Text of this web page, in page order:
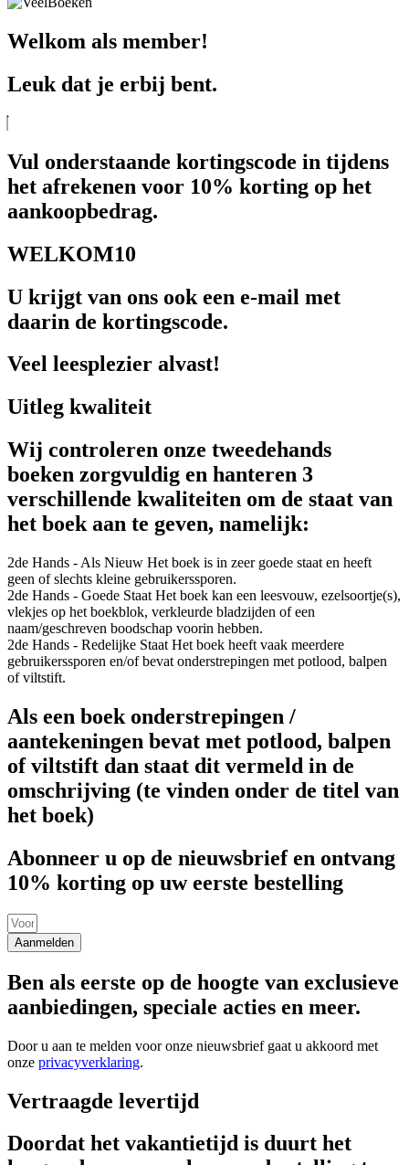
Welkom als member!
Leuk dat je erbij bent.
Vul onderstaande kortingscode in tijdens
het afrekenen voor 10% korting op het
aankoopbedrag.
WELKOM10
U krijgt van ons ook een e-mail met
daarin de kortingscode.
Veel leesplezier alvast!
Uitleg kwaliteit
Wij controleren onze tweedehands
boeken zorgvuldig en hanteren 3
verschillende kwaliteiten om de staat van
het boek aan te geven, namelijk:
2de Hands - Als Nieuw Het boek is in zeer goede staat en heeft
geen of slechts kleine gebruikerssporen.
2de Hands - Goede Staat Het boek kan een leesvouw, ezelsoortje(s),
vlekjes op het boekblok, verkleurde bladzijden of een
naam/geschreven boodschap voorin hebben.
2de Hands - Redelijke Staat Het boek heeft vaak meerdere
gebruikerssporen en/of bevat onderstrepingen met potlood, balpen
of viltstift.
Als een boek onderstrepingen /
aantekeningen bevat met potlood, balpen
of viltstift dan staat dit vermeld in de
omschrijving (te vinden onder de titel van
het boek)
Abonneer u op de nieuwsbrief en ontvang
10% korting op uw eerste bestelling
Aanmelden
Ben als eerste op de hoogte van exclusieve
aanbiedingen, speciale acties en meer.
Door u aan te melden voor onze nieuwsbrief gaat u akkoord met
onze privacyverklaring.
Vertraagde levertijd
Doordat het vakantietijd is duurt het